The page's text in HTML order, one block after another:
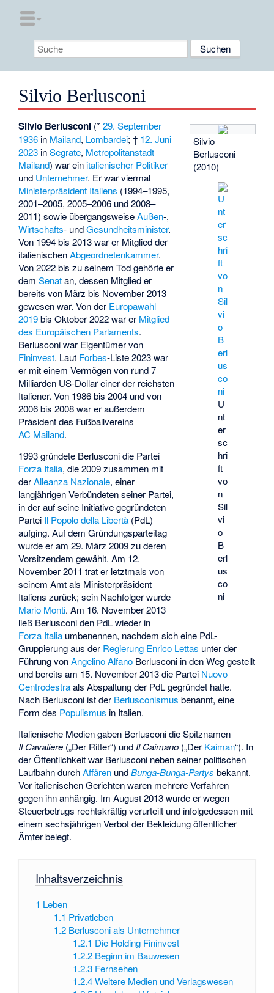
Silvio Berlusconi
Silvio
Berlusconi
(2010)
U
nt
er
sc
hri
ft
vo
n
Sil
vi
o
B
erl
us
co
ni
Silvio Berlusconi (*29. September
1936 in Mailand, Lombardei; † 12. Juni
2023 inSegrate, Metropolitanstadt
Mailand) war ein italienischer Politiker
und Unternehmer. Er war viermal
Ministerpräsident Italiens (1994–1995,
2001–2005, 2005–2006 und 2008–
2011) sowie übergangsweiseAußen-,
Wirtschafts- undGesundheitsminister.
Von 1994 bis 2013 war er Mitglied der
italienischenAbgeordnetenkammer.
Von 2022 bis zu seinem Tod gehörte er
demSenatan, dessen Mitglied er
bereits von März bis November 2013
gewesen war. Von der Europawahl
2019bis Oktober 2022 war er Mitglied
des Europäischen Parlaments.
Berlusconi war Eigentümer von
Fininvest. Laut Forbes-Liste 2023 war
er mit einem Vermögen von rund 7
Milliarden US-Dollar einer der reichsten
Italiener. Von 1986 bis 2004 und von
2006 bis 2008 war er außerdem
Präsident des Fußballvereins
AC Mailand.
1993 gründete Berlusconi die Partei
Forza Italia, die 2009 zusammen mit
derAlleanza Nazionale, einer
langjährigen Verbündeten seiner Partei,
in der auf seine Initiative gegründeten
Partei Il Popolo della Libertà (PdL)
aufging. Auf dem Gründungsparteitag
wurde er am 29. März 2009 zu deren
Vorsitzendem gewählt. Am 12.
November 2011 trat er letztmals von
seinem Amt als Ministerpräsident
Italiens zurück; sein Nachfolger wurde
Mario Monti. Am 16. November 2013
ließ Berlusconi den PdL wieder in
Forza Italia umbenennen, nachdem sich eine PdL-
Gruppierung aus der Regierung Enrico Lettas unter der
Führung vonAngelino Alfano Berlusconi in den Weg gestellt
und bereits am 15. November 2013 die Partei Nuovo
Centrodestraals Abspaltung der PdL gegründet hatte.
Nach Berlusconi ist der Berlusconismus benannt, eine
Form des Populismus in Italien.
Italienische Medien gaben Berlusconi die Spitznamen
Il Cavaliere („Der Ritter“) und Il Caimano („Der Kaiman“). In
der Öffentlichkeit war Berlusconi neben seiner politischen
Laufbahn durchAffären undBunga-Bunga-Partys bekannt.
Vor italienischen Gerichten waren mehrere Verfahren
gegen ihn anhängig. Im August 2013 wurde er wegen
Steuerbetrugs rechtskräftig verurteilt und infolgedessen mit
einem sechsjährigen Verbot der Bekleidung öffentlicher
Ämter belegt.
Inhaltsverzeichnis
1 Leben
1.1 Privatleben
1.2 Berlusconi als Unternehmer
1.2.1 Die Holding Fininvest
1.2.2 Beginn im Bauwesen
1.2.3 Fernsehen
1.2.4 Weitere Medien und Verlagswesen